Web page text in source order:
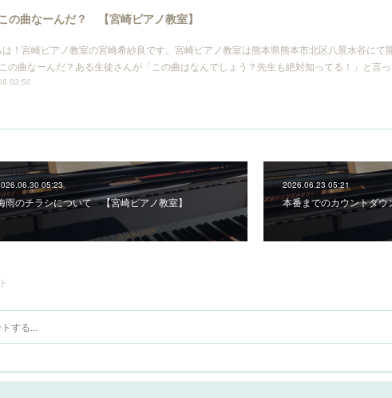
の曲なーんだ？ 【宮崎ピアノ教室】
は！宮崎ピアノ教室の宮崎希紗良です。宮崎ピアノ教室は熊本県熊本市北区八景水谷にて
の曲なーんだ？ある生徒さんが「この曲はなんでしょう？先生も絶対知ってる！」と言っ
03:50
05:23
雨のチラシについて 【宮崎ピアノ教室】
2026.06.23 05:21
本番までのカウントダ